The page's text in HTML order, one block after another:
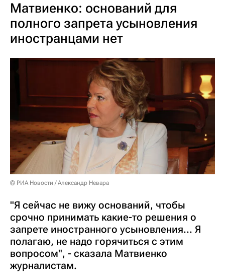
Матвиенко: оснований для
полного запрета усыновления
иностранцами нет
© РИА Новости / Александр Невара
"Я сейчас не вижу оснований, чтобы
срочно принимать какие-то решения о
запрете иностранного усыновления... Я
полагаю, не надо горячиться с этим
вопросом", - сказала Матвиенко
журналистам.